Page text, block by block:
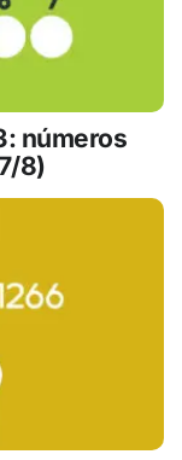
números
8)